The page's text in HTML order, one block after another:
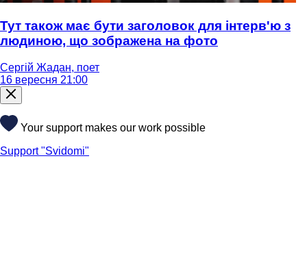
Тут також має бути заголовок для інтерв'ю з
людиною, що зображена на фото
Сергій Жадан, поет
16 вересня 21:00
Your support makes our work possible
Support "Svidomi"